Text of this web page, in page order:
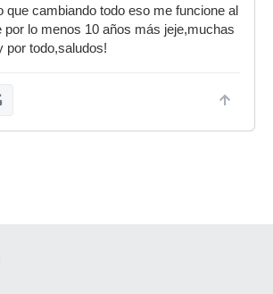
que cambiando todo eso me funcione al
por lo menos 10 años más jeje,muchas
por todo,saludos!